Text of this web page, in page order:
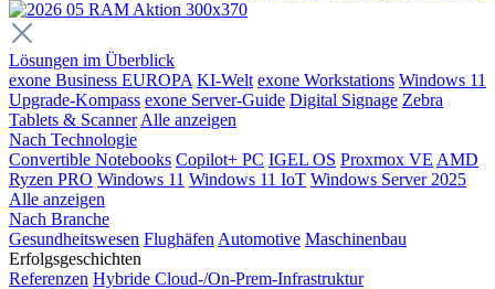
Lösungen im Überblick
exone Business EUROPA KI-Welt exone Workstations Windows 11
Upgrade-Kompass exone Server-Guide Digital Signage Zebra
Tablets & Scanner Alle anzeigen
Nach Technologie
Convertible Notebooks Copilot+ PC IGEL OS Proxmox VE AMD
Ryzen PRO Windows 11 Windows 11 IoT Windows Server 2025
Alle anzeigen
Nach Branche
Gesundheitswesen Flughäfen Automotive Maschinenbau
Erfolgsgeschichten
Referenzen Hybride Cloud-/On-Prem-Infrastruktur